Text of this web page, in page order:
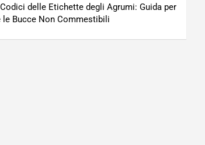
delle Etichette degli Agrumi: Guida per
le Bucce Non Commestibili